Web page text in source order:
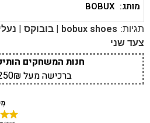
מותג: BOBUX
תגיות: bobux shoes
| בובוקס |
צעד שני
חנות המשחקים
ברכישה מעל 250₪ שליח עד הבית חינם